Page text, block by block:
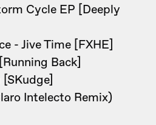
Cycle EP [Deeply
- Jive Time [FXHE]
Back]
Intelecto Remix)